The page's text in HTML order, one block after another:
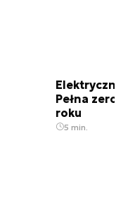
Pełna
roku
5 min.